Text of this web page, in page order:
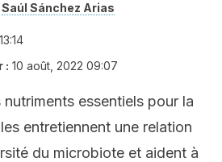
Saúl Sánchez Arias
: 10 août, 2022 09:07
essentiels pour la
entretiennent une relation
du microbiote et aident à